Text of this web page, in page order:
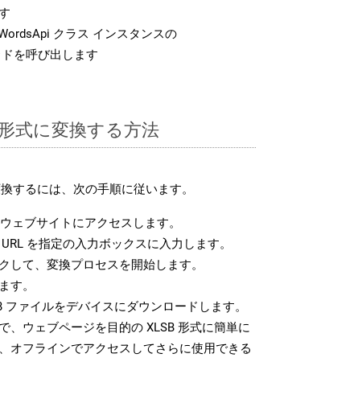
クラス インスタンスの
ドを呼び出します
式に変換する方法
するには、次の手順に従います。
ェブサイトにアクセスします。
を指定の入力ボックスに入力します。
して、変換プロセスを開始します。
す。
ァイルをデバイスにダウンロードします。
、ウェブページを目的の XLSB 形式に簡単に
オフラインでアクセスしてさらに使用できる